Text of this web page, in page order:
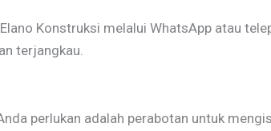
Konstruksi melalui WhatsApp atau
terjangkau.
perlukan adalah perabotan untuk